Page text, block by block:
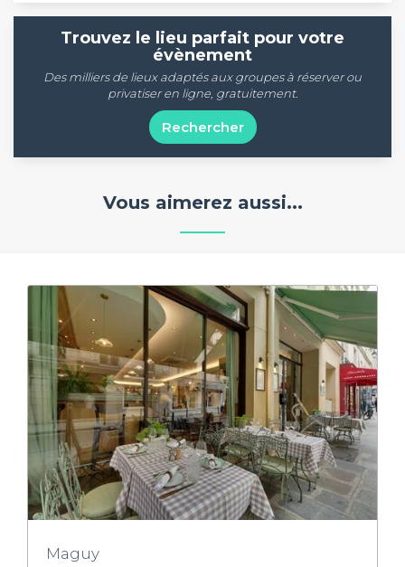
Trouvez le lieu parfait pour votre
évènement
Des milliers de lieux adaptés aux groupes à réserver ou
privatiser en ligne, gratuitement.
Rechercher
Vous aimerez aussi...
Maguy